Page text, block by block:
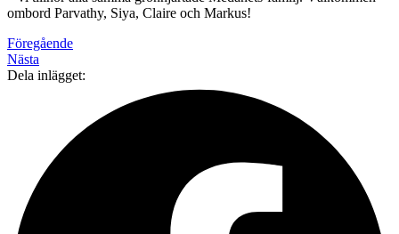
ombord Parvathy, Siya, Claire och Markus!
Föregående
Nästa
Dela inlägget: